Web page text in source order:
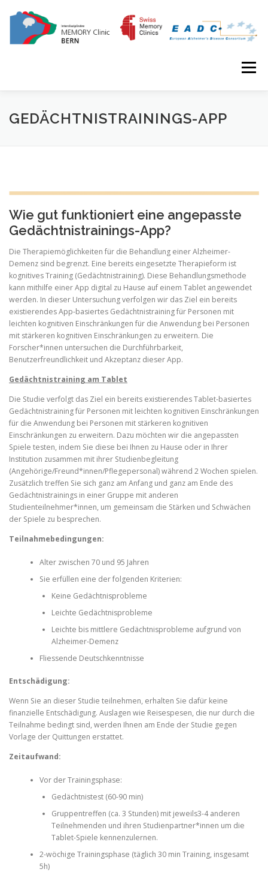
Menu
HOME UNSERE ANGEBOTE
GEDÄCHTNISTRAININGS-APP
Wie gut funktioniert eine angepasste
Gedächtnistrainings-App?
Die Therapiemöglichkeiten für die Behandlung einer Alzheimer-
Demenz sind begrenzt. Eine bereits eingesetzte Therapieform ist
kognitives Training (Gedächtnistraining). Diese Behandlungsmethode
kann mithilfe einer App digital zu Hause auf einem Tablet angewendet
werden. In dieser Untersuchung verfolgen wir das Ziel ein bereits
existierendes App-basiertes Gedächtnistraining für Personen mit
leichten kognitiven Einschränkungen für die Anwendung bei Personen
mit stärkeren kognitiven Einschränkungen zu erweitern. Die
Forscher*innen untersuchen die Durchführbarkeit,
Benutzerfreundlichkeit und Akzeptanz dieser App.
Gedächtnistraining am Tablet
Die Studie verfolgt das Ziel ein bereits existierendes Tablet-basiertes
Gedächtnistraining für Personen mit leichten kognitiven Einschränkungen
für die Anwendung bei Personen mit stärkeren kognitiven
Einschränkungen zu erweitern. Dazu möchten wir die angepassten
Spiele testen, indem Sie diese bei Ihnen zu Hause oder in Ihrer
Institution zusammen mit ihrer Studienbegleitung
(Angehörige/Freund*innen/Pflegepersonal) während 2 Wochen spielen.
Zusätzlich treffen Sie sich ganz am Anfang und ganz am Ende des
Gedächtnistrainings in einer Gruppe mit anderen
Studienteilnehmer*innen, um gemeinsam die Stärken und Schwächen
der Spiele zu besprechen.
Teilnahmebedingungen:
Alter zwischen 70 und 95 Jahren
Sie erfüllen eine der folgenden Kriterien:
Keine Gedächtnisprobleme
Leichte Gedächtnisprobleme
Leichte bis mittlere Gedächtnisprobleme aufgrund von
Alzheimer-Demenz
Fliessende Deutschkenntnisse
Entschädigung:
Wenn Sie an dieser Studie teilnehmen, erhalten Sie dafür keine
finanzielle Entschädigung. Auslagen wie Reisespesen, die nur durch die
Teilnahme bedingt sind, werden Ihnen am Ende der Studie gegen
Vorlage der Quittungen erstattet.
Zeitaufwand:
Vor der Trainingsphase:
Gedächtnistest (60-90 min)
Gruppentreffen (ca. 3 Stunden) mit jeweils3-4 anderen
Teilnehmenden und ihren Studienpartner*innen um die
Tablet-Spiele kennenzulernen.
2-wöchige Trainingsphase (täglich 30 min Training, insgesamt
5h)